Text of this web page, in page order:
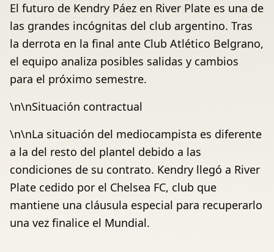
El futuro de Kendry Páez en River Plate es una de
las grandes incógnitas del club argentino. Tras
la derrota en la final ante Club Atlético Belgrano,
el equipo analiza posibles salidas y cambios
para el próximo semestre.
\n\nSituación contractual
\n\nLa situación del mediocampista es diferente
a la del resto del plantel debido a las
condiciones de su contrato. Kendry llegó a River
Plate cedido por el Chelsea FC, club que
mantiene una cláusula especial para recuperarlo
una vez finalice el Mundial.